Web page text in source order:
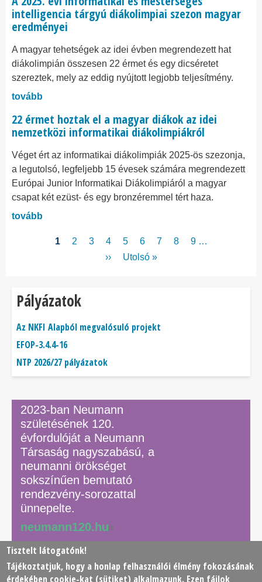
intelligencia tárgyú diákolimpiai szezon magyar
eredményei
A magyar tehetségek az idei évben megrendezett hat
diákolimpián összesen 22 érmet és egy dicséretet
szereztek, mely az eddig nyújtott legjobb teljesítmény.
tovább
22 érmet hoztak el a magyar diákok az idei
nemzetközi informatikai diákolimpiákról
Véget ért az informatikai diákolimpiák 2025-ös szezonja,
a legutolsó, legfeljebb 15 évesek számára megrendezett
Európai Junior Informatikai Diákolimpiáról a magyar
csapat két ezüst- és egy bronzéremmel tért haza.
tovább
OldalszámozásJelenlegi
1 Page
2 Page
3 Page
4 Page
5 Page
6 Page
7 Page
8 Page
9 …
Következő
››
Utolsó
Utolsó »
Pályázatok
Az NKFI Alapból megvalósuló projekt
EFOP-3.4.4-16
NTP 2026/27 pályázatok
2023-ban Neumann
születésének 120.
évfordulóját a Neumann
Társaság nagyszabású, a
neumanni örökséget
sokszínűen bemutató
rendezvény-sorozattal
ünnepelte.
neumann120.hu
© 2026 Neumann János Számítógéptudományi Társaság
Tisztelt látogatónk!
Tájékoztatjuk, hogy a honlap felhasználói élmény fokozásának
érdekében cookie-kat (sütiket) alkalmazunk. Ezen fájlok